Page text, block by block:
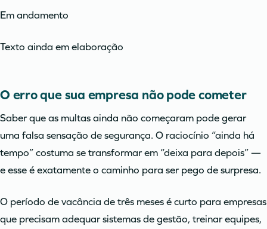
Em andamento
Texto ainda em elaboração
O erro que sua empresa não pode cometer
Saber que as multas ainda não começaram pode gerar
uma falsa sensação de segurança. O raciocínio “ainda há
tempo” costuma se transformar em “deixa para depois” —
e esse é exatamente o caminho para ser pego de surpresa.
O período de vacância de três meses é curto para empresas
que precisam adequar sistemas de gestão, treinar equipes,